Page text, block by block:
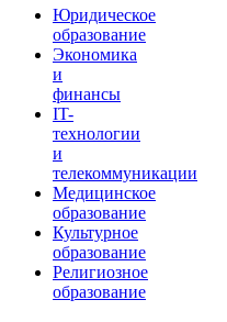
Юридическое
образование
Экономика
и
финансы
IT-
технологии
и
телекоммуникации
Медицинское
образование
Культурное
образование
Религиозное
образование